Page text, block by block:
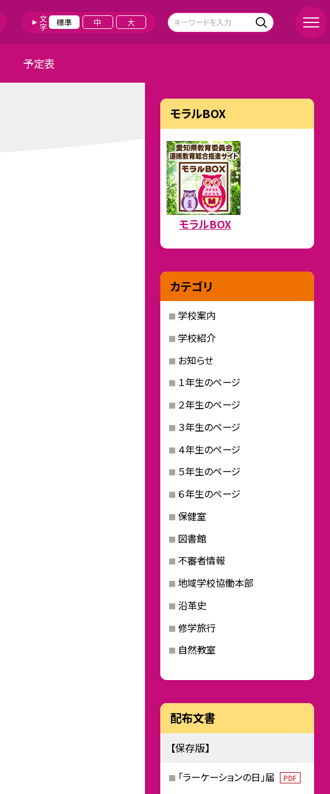
文字 標準 中 大
予定表
モラルBOX
モラルBOX
カテゴリ
学校案内
学校紹介
お知らせ
１年生のページ
２年生のページ
３年生のページ
４年生のページ
５年生のページ
６年生のページ
保健室
図書館
不審者情報
地域学校協働本部
沿革史
修学旅行
自然教室
配布文書
【保存版】
「ラーケーションの日」届 PDF